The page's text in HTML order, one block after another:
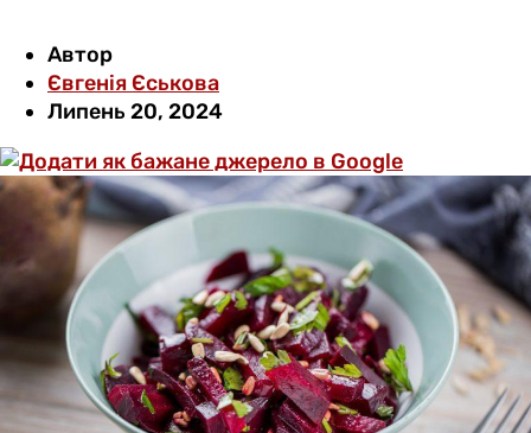
Автор
Євгенія Єськова
Липень 20, 2024